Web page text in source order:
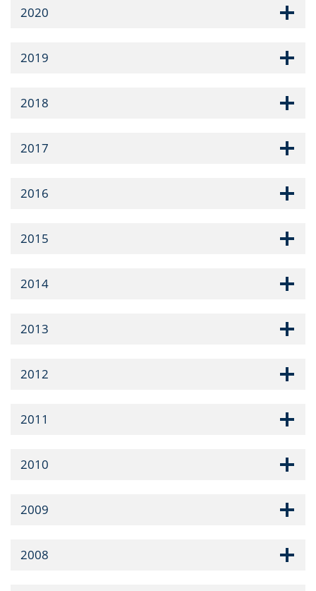
2020
2019
2018
2017
2016
2015
2014
2013
2012
2011
2010
2009
2008